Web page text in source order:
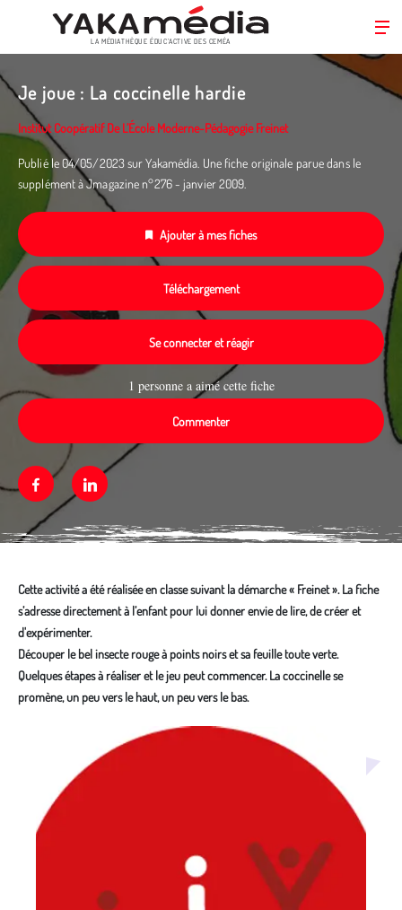
au
contenu
principal
LA MÉDIATHÈQUE ÉDUC’ACTIVE DES CEMÉA
Je joue : La coccinelle hardie
Institut Coopératif De L’École Moderne-Pédagogie Freinet
Publié le 04/05/2023 sur Yakamédia. Une fiche originale parue dans le
supplément à Jmagazine n°276 - janvier 2009.
Ajouter à mes fiches
Téléchargement
Se connecter et réagir
1 personne a aimé cette fiche
Commenter
FacebookLinkedin
Cette activité a été réalisée en classe suivant la démarche « Freinet ». La fiche
s’adresse directement à l’enfant pour lui donner envie de lire, de créer et
d'expérimenter.
Découper le bel insecte rouge à points noirs et sa feuille toute verte.
Quelques étapes à réaliser et le jeu peut commencer. La coccinelle se
promène, un peu vers le haut, un peu vers le bas.